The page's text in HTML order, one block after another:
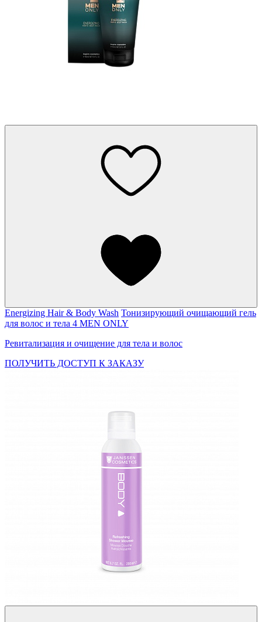
Energizing Hair & Body Wash Тонизирующий очищающий гель
для волос и тела 4 MEN ONLY
Ревитализация и очищение для тела и волос
ПОЛУЧИТЬ ДОСТУП К ЗАКАЗУ